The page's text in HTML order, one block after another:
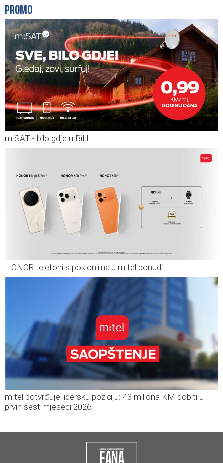
PROMO
m:SAT - bilo gdje u BiH
HONOR telefoni s poklonima u m:tel ponudi
m:tel potvrđuje lidersku poziciju: 43 miliona KM dobiti u
prvih šest mjeseci 2026.